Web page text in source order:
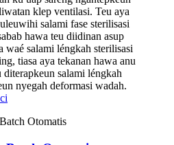
klep ventilasi. Teu aya
salami fase sterilisasi
hawa teu diidinan asup
waé salami léngkah sterilisasi
tiasa aya tekanan hawa anu
salami léngkah
nyegah deformasi wadah.